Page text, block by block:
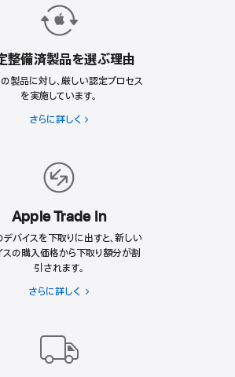
Return/Enter
key
go
to
the
page
整備済製品を選ぶ理由
製品に対し、厳しい認定プロセス
を実施しています。
さらに詳しく 認
品
を
選
ぶ
理
Apple Trade In
バイスを下取りに出すと、新しい
スの購入価格から下取り額分が割
引されます。
さらに詳しく Apple